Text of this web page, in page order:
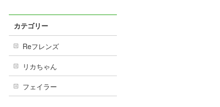
カテゴリー
Reフレンズ
リカちゃん
フェイラー